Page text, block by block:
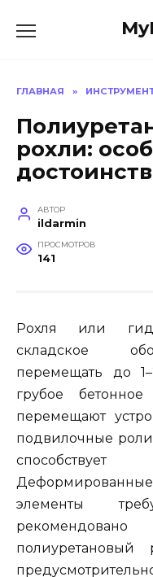
ГЛАВНАЯ »
рохли:
АВТОР
ildarmin
ПРОСМОТРОВ
141
Рохля или
складское
перемещать до
грубое
перемещают
подвилочные
элементы
рекомендовано